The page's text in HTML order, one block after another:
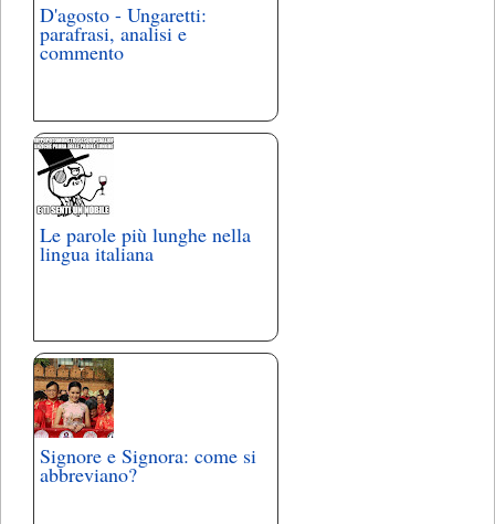
D'agosto - Ungaretti:
parafrasi, analisi e
commento
Le parole più lunghe nella
lingua italiana
Signore e Signora: come si
abbreviano?